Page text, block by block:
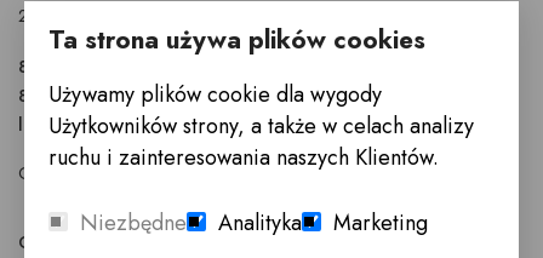
20-328 Lublin
81 745 9630
81 745 9631
lublin@innemeble.pl
GODZINY OTWARCIA : Poniedziałek - Sobota 10.00 - 18.00
Odwiedź salon meblowy Lublin →
Ta strona używa plików cookies
Używamy plików cookie dla wygody
Użytkowników strony, a także w celach analizy
ruchu i zainteresowania naszych Klientów.
Niezbędne Analityka
Marketing